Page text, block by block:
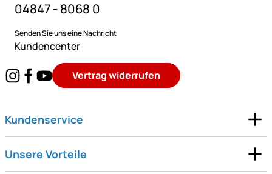
04847 - 8068 0
Senden Sie uns eine Nachricht
Kundencenter
Vertrag widerrufen
Kundenservice
Unsere Vorteile